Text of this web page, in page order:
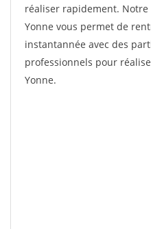
réaliser rapidement.
Yonne vous permet de
instantannée avec des
professionnels pour
Yonne.